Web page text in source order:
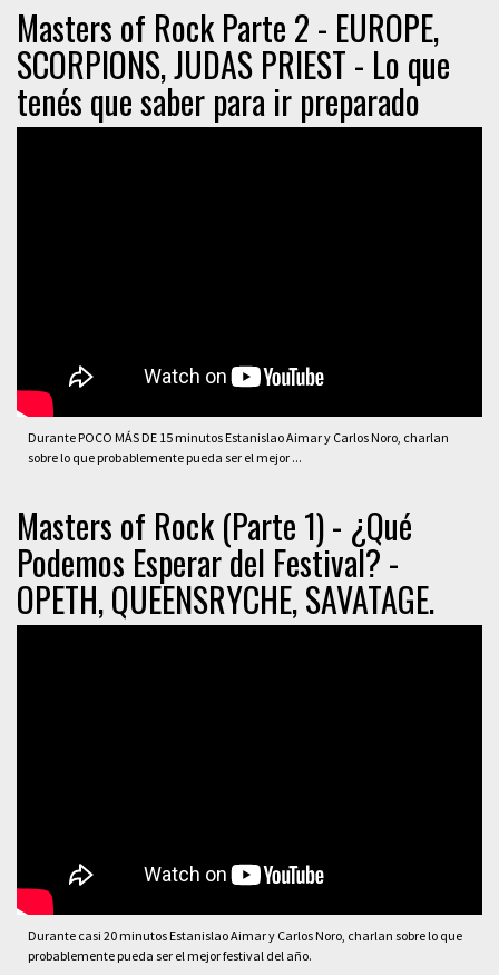
Masters of Rock Parte 2 - EUROPE,
SCORPIONS, JUDAS PRIEST - Lo que
tenés que saber para ir preparado
Durante POCO MÁS DE 15 minutos Estanislao Aimar y Carlos Noro, charlan
sobre lo que probablemente pueda ser el mejor ...
Masters of Rock (Parte 1) - ¿Qué
Podemos Esperar del Festival? -
OPETH, QUEENSRYCHE, SAVATAGE.
Durante casi 20 minutos Estanislao Aimar y Carlos Noro, charlan sobre lo que
probablemente pueda ser el mejor festival del año.